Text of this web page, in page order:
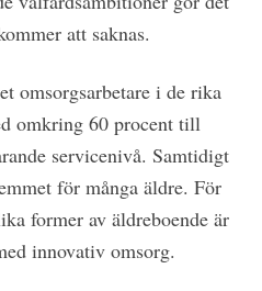
att saknas.
omsorgsarbetare i de rika
omkring 60 procent till
servicenivå. Samtidigt
för många äldre. För
former av äldreboende är
innovativ omsorg.